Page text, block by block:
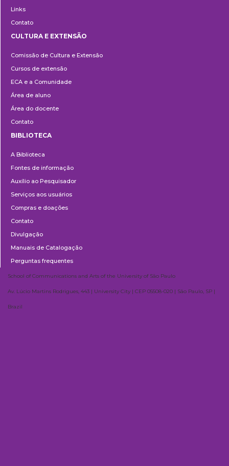
Links
Contato
e
Extensão
CULTURA E EXTENSÃO
Comissão de Cultura e Extensão
Cursos de extensão
ECA e a Comunidade
Área de aluno
Área do docente
Contato
BIBLIOTECA
A Biblioteca
Fontes de informação
Auxílio ao Pesquisador
Serviços aos usuários
Compras e doações
Contato
Divulgação
Manuais de Catalogação
Perguntas frequentes
School of Communications and Arts of the University of São Paulo
Av. Lúcio Martins Rodrigues, 443 | University City | CEP 05508-020 | São Paulo, SP |
Brazil